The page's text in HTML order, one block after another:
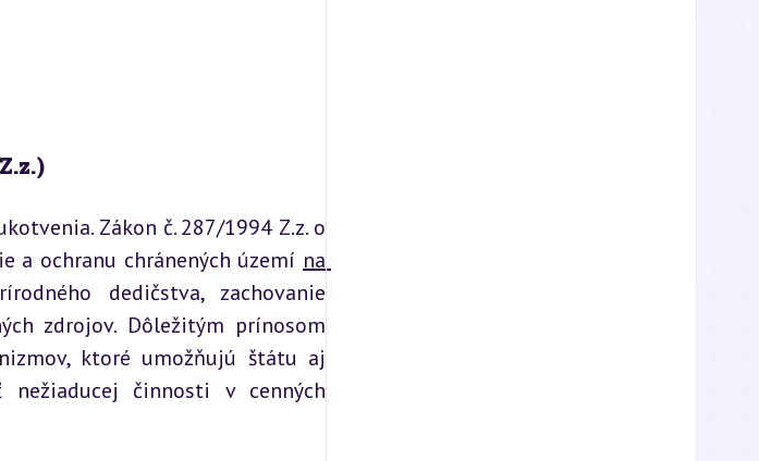
Zákon č. 287/1994 Z.z. o
a ochranu chránených území na
dedičstva, zachovanie
zdrojov. Dôležitým prínosom
ktoré umožňujú štátu aj
nežiaducej činnosti v cenných